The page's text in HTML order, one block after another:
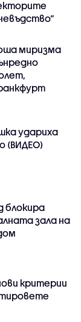
миризма
удариха
(ВИДЕО)
блокира
зала на
критерии